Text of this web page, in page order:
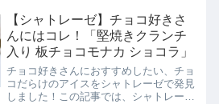
ッセ」を正直にレビューしています。
【シャトレーゼ】チョコ好きさ
んにはコレ！「堅焼きクランチ
入り 板チョコモナカ ショコラ」
チョコ好きさんにおすすめしたい、チョ
コだらけのアイスをシャトレーゼで発見
しました！この記事では、シャトレーゼ